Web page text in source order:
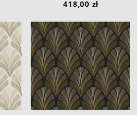
418,00 zł